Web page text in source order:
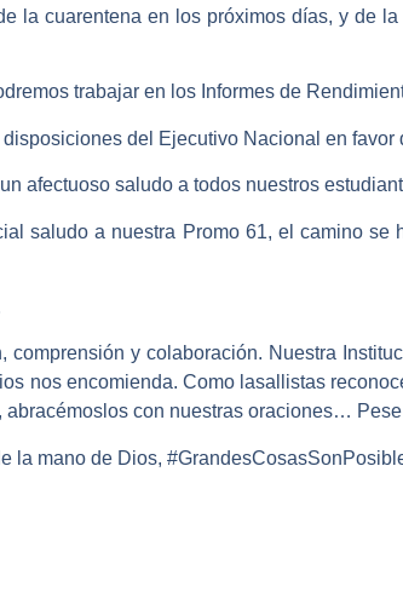
la cuarentena en los próximos días, y de
trabajar en los Informes de
del Ejecutivo Nacional en
afectuoso saludo a todos nuestros
saludo a nuestra Promo 61, el camino
comprensión y colaboración. Nuestra
nos encomienda. Como lasallistas
abracémoslos con nuestras oraciones…
la mano de Dios,